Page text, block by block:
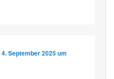
4. September 2025 um